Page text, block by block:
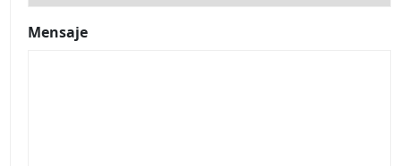
Mensaje